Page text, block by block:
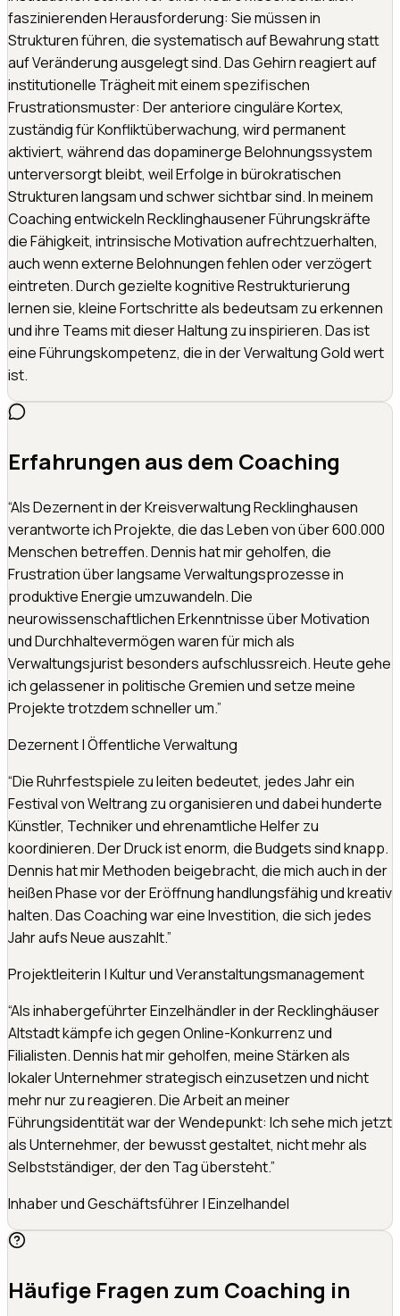
faszinierenden Herausforderung: Sie müssen in
Strukturen führen, die systematisch auf Bewahrung statt
auf Veränderung ausgelegt sind. Das Gehirn reagiert auf
institutionelle Trägheit mit einem spezifischen
Frustrationsmuster: Der anteriore cinguläre Kortex,
zuständig für Konfliktüberwachung, wird permanent
aktiviert, während das dopaminerge Belohnungssystem
unterversorgt bleibt, weil Erfolge in bürokratischen
Strukturen langsam und schwer sichtbar sind. In meinem
Coaching entwickeln Recklinghausener Führungskräfte
die Fähigkeit, intrinsische Motivation aufrechtzuerhalten,
auch wenn externe Belohnungen fehlen oder verzögert
eintreten. Durch gezielte kognitive Restrukturierung
lernen sie, kleine Fortschritte als bedeutsam zu erkennen
und ihre Teams mit dieser Haltung zu inspirieren. Das ist
eine Führungskompetenz, die in der Verwaltung Gold wert
ist.
Erfahrungen aus dem Coaching
“Als Dezernent in der Kreisverwaltung Recklinghausen
verantworte ich Projekte, die das Leben von über 600.000
Menschen betreffen. Dennis hat mir geholfen, die
Frustration über langsame Verwaltungsprozesse in
produktive Energie umzuwandeln. Die
neurowissenschaftlichen Erkenntnisse über Motivation
und Durchhaltevermögen waren für mich als
Verwaltungsjurist besonders aufschlussreich. Heute gehe
ich gelassener in politische Gremien und setze meine
Projekte trotzdem schneller um.”
Dezernent|Öffentliche Verwaltung
“Die Ruhrfestspiele zu leiten bedeutet, jedes Jahr ein
Festival von Weltrang zu organisieren und dabei hunderte
Künstler, Techniker und ehrenamtliche Helfer zu
koordinieren. Der Druck ist enorm, die Budgets sind knapp.
Dennis hat mir Methoden beigebracht, die mich auch in der
heißen Phase vor der Eröffnung handlungsfähig und kreativ
halten. Das Coaching war eine Investition, die sich jedes
Jahr aufs Neue auszahlt.”
Projektleiterin |Kultur und Veranstaltungsmanagement
“Als inhabergeführter Einzelhändler in der Recklinghäuser
Altstadt kämpfe ich gegen Online-Konkurrenz und
Filialisten. Dennis hat mir geholfen, meine Stärken als
lokaler Unternehmer strategisch einzusetzen und nicht
mehr nur zu reagieren. Die Arbeit an meiner
Führungsidentität war der Wendepunkt: Ich sehe mich jetzt
als Unternehmer, der bewusst gestaltet, nicht mehr als
Selbstständiger, der den Tag übersteht.”
Inhaber und Geschäftsführer|Einzelhandel
Häufige Fragen zum Coaching in